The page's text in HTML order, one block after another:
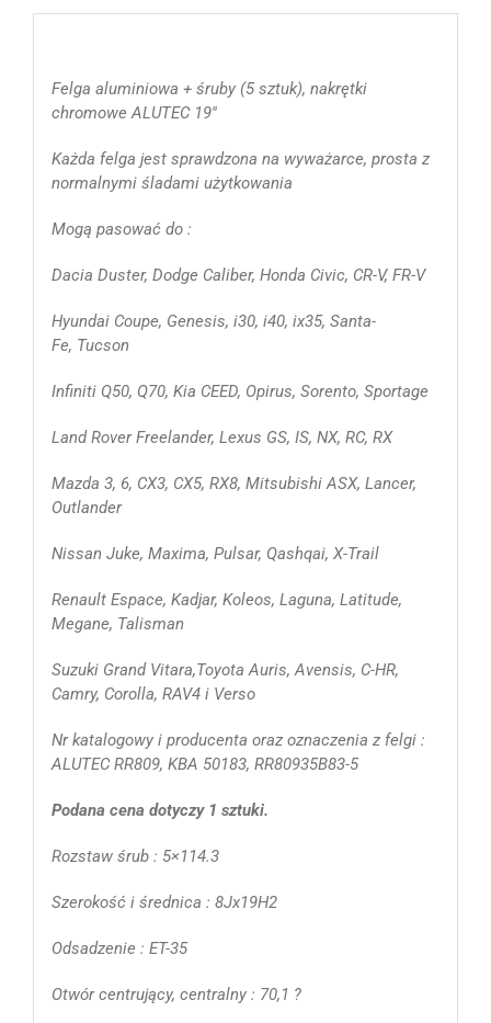
Felga aluminiowa + śruby (5 sztuk), nakrętki
chromowe ALUTEC 19''
Każda felga jest sprawdzona na wyważarce, prosta z
normalnymi śladami użytkowania
Mogą pasować do :
Dacia Duster, Dodge Caliber, Honda Civic, CR-V, FR-V
Hyundai Coupe, Genesis, i30, i40, ix35, Santa-
Fe, Tucson
Infiniti Q50, Q70, Kia CEED, Opirus, Sorento, Sportage
Land Rover Freelander, Lexus GS, IS, NX, RC, RX
Mazda 3, 6, CX3, CX5, RX8, Mitsubishi ASX, Lancer,
Outlander
Nissan Juke, Maxima, Pulsar, Qashqai, X-Trail
Renault Espace, Kadjar, Koleos, Laguna, Latitude,
Megane, Talisman
Suzuki Grand Vitara,Toyota Auris, Avensis, C-HR,
Camry, Corolla, RAV4 i Verso
Nr katalogowy i producenta oraz oznaczenia z felgi :
ALUTEC RR809, KBA 50183, RR80935B83-5
Podana cena dotyczy 1 sztuki.
Rozstaw śrub : 5×114.3
Szerokość i średnica : 8Jx19H2
Odsadzenie : ET-35
Otwór centrujący, centralny : 70,1 ?